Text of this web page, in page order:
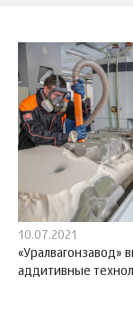
10.07.2021
«Уралвагонзавод»
аддитивные